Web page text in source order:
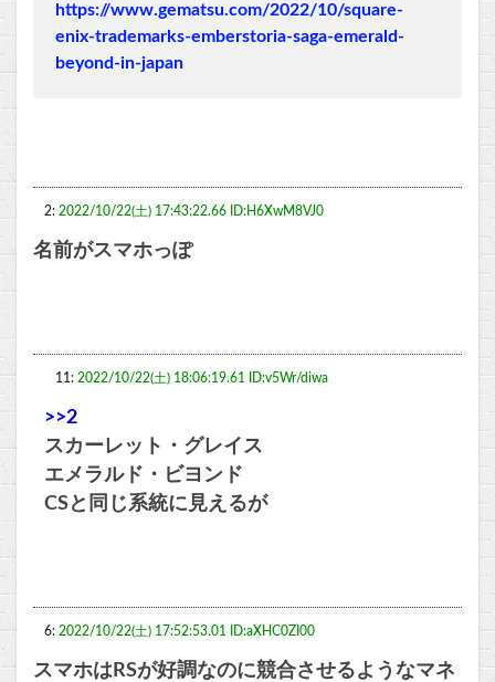
https://www.gematsu.com/2022/10/square-
enix-trademarks-emberstoria-saga-emerald-
beyond-in-japan
2: 2022/10/22(土) 17:43:22.66 ID:H6XwM8VJ0
名前がスマホっぽ
11: 2022/10/22(土) 18:06:19.61 ID:v5Wr/diwa
>>2
スカーレット・グレイス
エメラルド・ビヨンド
CSと同じ系統に見えるが
6: 2022/10/22(土) 17:52:53.01 ID:aXHC0ZI00
スマホはRSが好調なのに競合させるようなマネ